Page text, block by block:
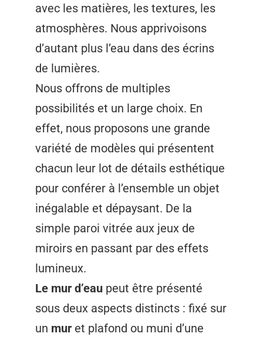
avec les matières, les textures, les
atmosphères. Nous apprivoisons
d’autant plus l’eau dans des écrins
de lumières.
Nous offrons de multiples
possibilités et un large choix. En
effet, nous proposons une grande
variété de modèles qui présentent
chacun leur lot de détails esthétique
pour conférer à l’ensemble un objet
inégalable et dépaysant. De la
simple paroi vitrée aux jeux de
miroirs en passant par des effets
lumineux.
Le mur d’eau peut être présenté
sous deux aspects distincts : fixé sur
un mur et plafond ou muni d’une